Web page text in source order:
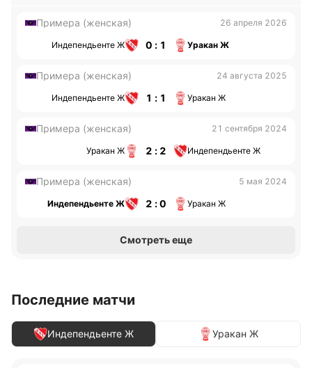
Примера (женская) 26 апреля 2026
Индепендьенте Ж 0 : 1 Уракан Ж
Примера (женская) 24 августа 2025
Индепендьенте Ж 1 : 1 Уракан Ж
Примера (женская) 21 сентября 2024
Уракан Ж 2 : 2 Индепендьенте Ж
Примера (женская) 5 мая 2024
Индепендьенте Ж 2 : 0 Уракан Ж
Смотреть еще
Последние матчи
Индепендьенте Ж Уракан Ж